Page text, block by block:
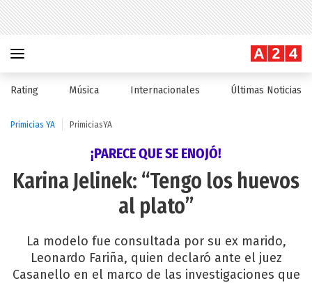
Rating Música Internacionales Últimas Noticias
Primicias YA PrimiciasYA
¡PARECE QUE SE ENOJÓ!
Karina Jelinek: “Tengo los huevos
al plato”
La modelo fue consultada por su ex marido,
Leonardo Fariña, quien declaró ante el juez
Casanello en el marco de las investigaciones que